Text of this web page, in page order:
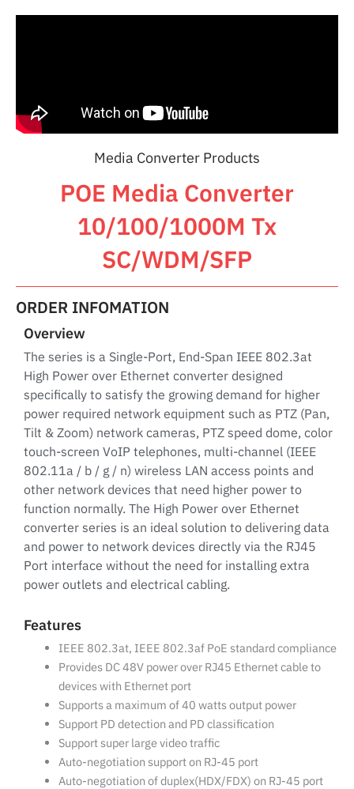
Media Converter Products
POE Media Converter
10/100/1000M Tx
SC/WDM/SFP
ORDER INFOMATION
Overview
The series is a Single-Port, End-Span IEEE 802.3at
High Power over Ethernet converter designed
specifically to satisfy the growing demand for higher
power required network equipment such as PTZ (Pan,
Tilt & Zoom) network cameras, PTZ speed dome, color
touch-screen VoIP telephones, multi-channel (IEEE
802.11a / b / g / n) wireless LAN access points and
other network devices that need higher power to
function normally. The High Power over Ethernet
converter series is an ideal solution to delivering data
and power to network devices directly via the RJ45
Port interface without the need for installing extra
power outlets and electrical cabling.
Features
IEEE 802.3at, IEEE 802.3af PoE standard compliance
Provides DC 48V power over RJ45 Ethernet cable to
devices with Ethernet port
Supports a maximum of 40 watts output power
Support PD detection and PD classification
Support super large video traffic
Auto-negotiation support on RJ-45 port
Auto-negotiation of duplex(HDX/FDX) on RJ-45 port